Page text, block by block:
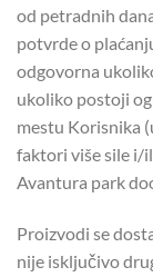
od petradnih
potvrde o
odgovorna
ukoliko postoji
mestu Korisnika
faktori više sile i/
Avantura park
Proizvodi se
nije isključivo